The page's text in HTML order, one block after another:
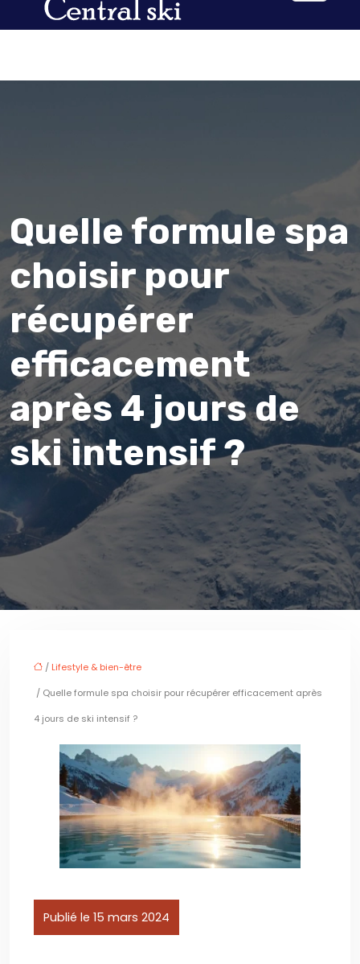
Quelle formule spa
choisir pour
récupérer
efficacement
après 4 jours de
ski intensif ?
/ Lifestyle & bien-être
/ Quelle formule spa choisir pour récupérer efficacement après
4 jours de ski intensif ?
Publié le 15 mars 2024